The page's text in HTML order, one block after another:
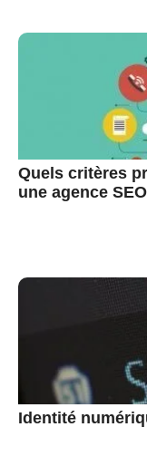
Quels critères
une agence
Identité